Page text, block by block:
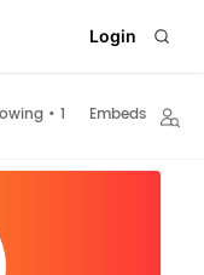
Login
• 1 Embeds